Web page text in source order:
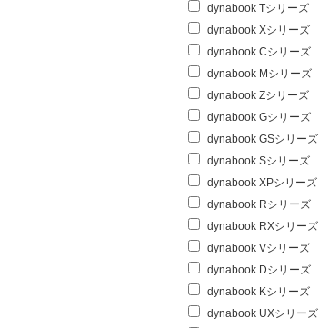
dynabook Tシリーズ
dynabook Xシリーズ
dynabook Cシリーズ
dynabook Mシリーズ
dynabook Zシリーズ
dynabook Gシリーズ
dynabook GSシリーズ
dynabook Sシリーズ
dynabook XPシリーズ
dynabook Rシリーズ
dynabook RXシリーズ
dynabook Vシリーズ
dynabook Dシリーズ
dynabook Kシリーズ
dynabook UXシリーズ